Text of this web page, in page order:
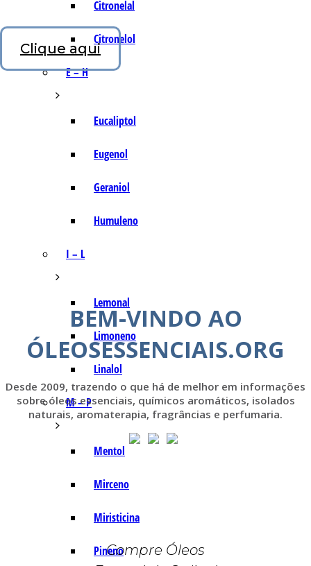
Citronelal
Citronelol
E – H
Eucaliptol
Eugenol
Geraniol
Humuleno
I – L
Lemonal
Limoneno
Linalol
M – P
Mentol
Mirceno
Miristicina
Pineno
Clique aqui
BEM-VINDO AO
ÓLEOSESSENCIAIS.ORG
Desde 2009, trazendo o que há de melhor em informações
sobre óleos essenciais, químicos aromáticos, isolados
naturais, aromaterapia, fragrâncias e perfumaria.
Compre Óleos